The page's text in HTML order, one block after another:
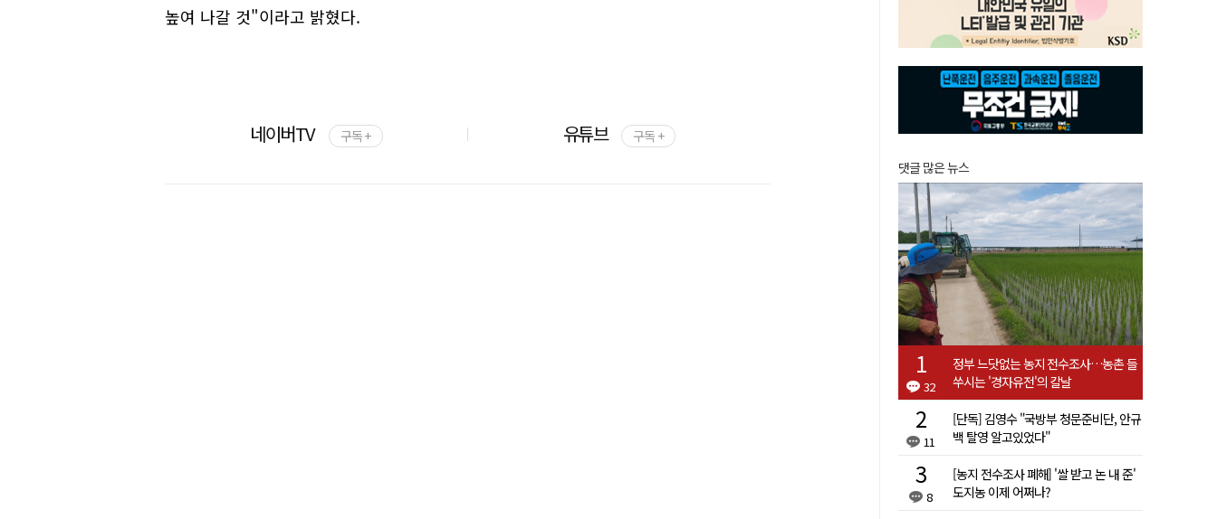
높여 나갈 것"이라고 밝혔다.
네이버TV 구독 + 유튜브 구독 +
댓글 많은 뉴스
32
정부 느닷없는 농지 전수조사…농촌 들
쑤시는 '경자유전'의 칼날
11
[단독] 김영수 "국방부 청문준비단, 안규
백 탈영 알고있었다"
8
[농지 전수조사 폐해] '쌀 받고 논 내 준'
도지농 이제 어쩌나?